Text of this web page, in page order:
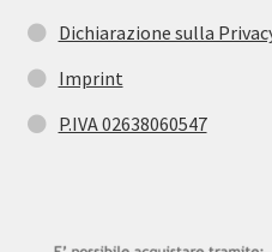
Dichiarazione sulla
Imprint
P.IVA 02638060547